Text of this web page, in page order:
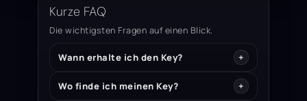
Kurze FAQ
Die wichtigsten Fragen auf einen Blick.
Wann erhalte ich den Key?
Wo finde ich meinen Key?